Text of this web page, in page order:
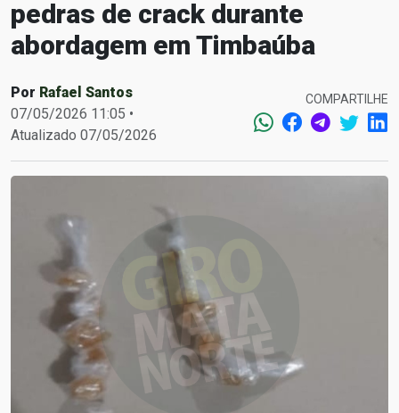
pedras de crack durante
abordagem em Timbaúba
Por Rafael Santos
07/05/2026 11:05 •
Atualizado 07/05/2026
COMPARTILHE